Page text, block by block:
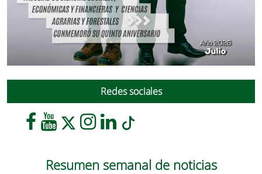
Redes sociales
Resumen semanal de noticias